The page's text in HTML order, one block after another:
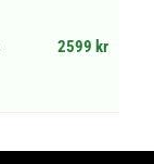
2599 kr